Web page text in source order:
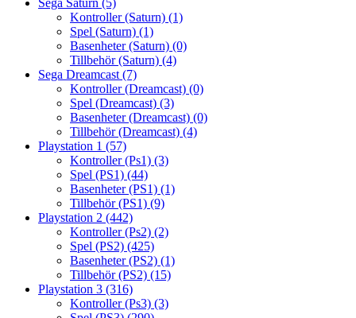
Sega Saturn (5)
Kontroller (Saturn) (1)
Spel (Saturn) (1)
Basenheter (Saturn) (0)
Tillbehör (Saturn) (4)
Sega Dreamcast (7)
Kontroller (Dreamcast) (0)
Spel (Dreamcast) (3)
Basenheter (Dreamcast) (0)
Tillbehör (Dreamcast) (4)
Playstation 1 (57)
Kontroller (Ps1) (3)
Spel (PS1) (44)
Basenheter (PS1) (1)
Tillbehör (PS1) (9)
Playstation 2 (442)
Kontroller (Ps2) (2)
Spel (PS2) (425)
Basenheter (PS2) (1)
Tillbehör (PS2) (15)
Playstation 3 (316)
Kontroller (Ps3) (3)